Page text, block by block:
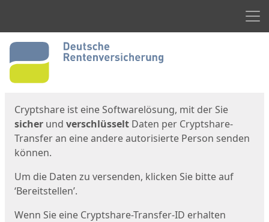
Start
Cryptshare ist eine Softwarelösung, mit der Sie
sicher und verschlüsselt Daten per Cryptshare-
Transfer an eine andere autorisierte Person senden
können.
Um die Daten zu versenden, klicken Sie bitte auf
‘Bereitstellen’.
Wenn Sie eine Cryptshare-Transfer-ID erhalten